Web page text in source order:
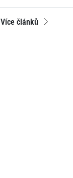
Více článků